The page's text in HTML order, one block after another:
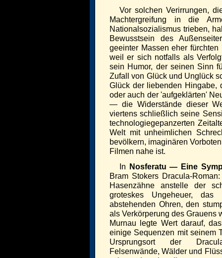
Vor solchen Verirrungen,
Machtergreifung in die
Nationalsozialismus trieben,
Bewusstsein des
geeinter Massen eher
weil er sich notfalls als
sein Humor, der seinen Sinn
Zufall von Glück und Unglück
Glück der liebenden
oder auch der 'aufgeklärten'
— die Widerstände dieser
viertens schließlich seine
technologiegepanzerten
Welt mit unheimlichen
bevölkern, imaginären
Filmen nahe ist.
In
Nosferatu — Eine
Bram Stokers Dracula-
Hasenzähne anstelle der
groteskes Ungeheuer,
abstehenden Ohren, den
als Verkörperung des Grauens
Murnau legte Wert darauf,
einige Sequenzen mit seinem
Ursprungsort der
Felsenwände, Wälder und